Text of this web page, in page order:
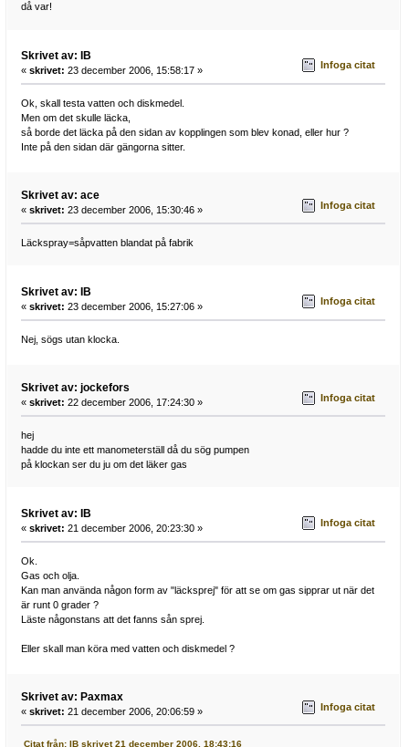
då var!
Skrivet av: IB
« skrivet: 23 december 2006, 15:58:17 » Infoga citat
Ok, skall testa vatten och diskmedel.
Men om det skulle läcka,
så borde det läcka på den sidan av kopplingen som blev konad, eller hur ?
Inte på den sidan där gängorna sitter.
Skrivet av: ace
« skrivet: 23 december 2006, 15:30:46 » Infoga citat
Läckspray=såpvatten blandat på fabrik
Skrivet av: IB
« skrivet: 23 december 2006, 15:27:06 » Infoga citat
Nej, sögs utan klocka.
Skrivet av: jockefors
« skrivet: 22 december 2006, 17:24:30 » Infoga citat
hej
hadde du inte ett manometerställ då du sög pumpen
på klockan ser du ju om det läker gas
Skrivet av: IB
« skrivet: 21 december 2006, 20:23:30 » Infoga citat
Ok.
Gas och olja.
Kan man använda någon form av "läcksprej" för att se om gas sipprar ut när det
är runt 0 grader ?
Läste någonstans att det fanns sån sprej.
Eller skall man köra med vatten och diskmedel ?
Skrivet av: Paxmax
« skrivet: 21 december 2006, 20:06:59 » Infoga citat
Citat från: IB skrivet 21 december 2006, 18:43:16